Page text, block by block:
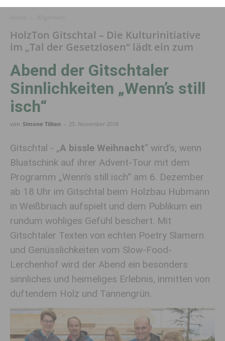
HolzTon Gitschtal – Die Kulturinitiative
im „Tal der Gesetzlosen“ lädt ein zum
Abend der Gitschtaler
Sinnlichkeiten „Wenn’s still
isch“
von Simone Tillian - 25. November 2018
Gitschtal - „A bissle Weihnacht“ wird’s, wenn
Bluatschink auf ihrer Advent-Tour mit dem
Programm „Wenn’s still isch“ am 6. Dezember
ab 18 Uhr im Gitschtal beim Holzbau Hubmann
in Weißbriach aufspielt und dem Publikum ein
rundum wohliges Gefühl beschert. Mit
Gitschtaler Texten von echten Poetry Slamern
und Genüsslichkeiten vom Slow-Food-
Lerchenhof wird der Abend ein besonders
sinnliches und heimeliges Erlebnis, inmitten von
duftendem Holz und Tannengrün.